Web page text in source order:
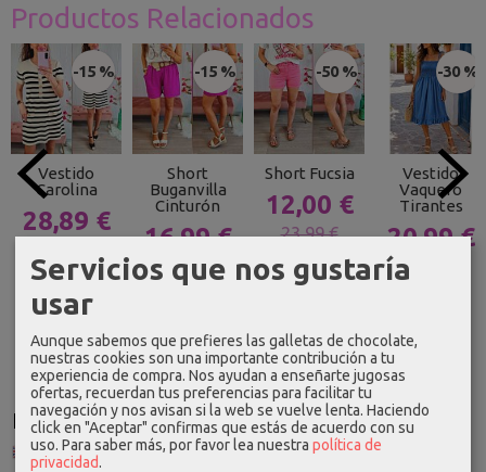
Idioma
Productos Relacionados
-15 %
Vestido
Carolina
28,89 €
-15 %
Short
Buganvilla
Cinturón
16,99 €
19,99 €
-50 %
Short Fucsia
12,00 €
23,99 €
-30 %
Vestido
Vaquero
Tirantes
20,99 €
29,99 €
Servicios que nos gustaría
usar
Aunque sabemos que prefieres las galletas de chocolate,
nuestras cookies son una importante contribución a tu
experiencia de compra. Nos ayudan a enseñarte jugosas
ofertas, recuerdan tus preferencias para facilitar tu
navegación y nos avisan si la web se vuelve lenta. Haciendo
click en "Aceptar" confirmas que estás de acuerdo con su
uso. Para saber más, por favor lea nuestra política de
privacidad.